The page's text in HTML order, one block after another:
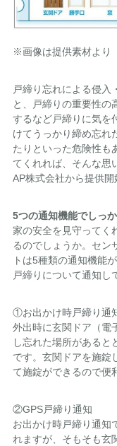
※画像は提供素材より
戸締り忘れによる侵入
と、戸締りの重要性の
するなど戸締りに気を
けてうっかり締め忘れ
たりといった危険性も
てくれれば、そんな思
AP株式会社から提供開
5つの通知機能でしっ
家の安全を見守ってく
るのでしょうか。セン
トは5種類の通知機能
戸締りについて通知し
①お出かけ時戸締り通
外出時に玄関ドア（電
し忘れた場所があると
です。玄関ドアを施錠
て施錠ができるので便
②GPS戸締り通知
お出かけ時戸締り通知
れますが、そもそも玄